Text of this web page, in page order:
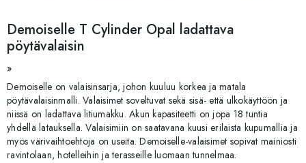
Demoiselle T Cylinder Opal ladattava
pöytävalaisin
»
Demoiselle on valaisinsarja, johon kuuluu korkea ja matala
pöytävalaisinmalli. Valaisimet soveltuvat sekä sisä- että ulkokäyttöön ja
niissä on ladattava litiumakku. Akun kapasiteetti on jopa 18 tuntia
yhdellä latauksella. Valaisimiin on saatavana kuusi erilaista kupumallia ja
myös värivaihtoehtoja on useita. Demoiselle-valaisimet sopivat mainiosti
ravintolaan, hotelleihin ja terasseille luomaan tunnelmaa.